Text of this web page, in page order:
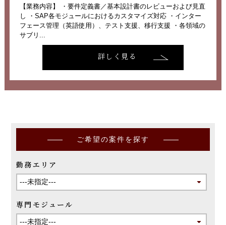
【業務内容】 ・要件定義書／基本設計書のレビューおよび見直
し ・SAP各モジュールにおけるカスタマイズ対応 ・インター
フェース管理（英語使用）、テスト支援、移行支援 ・各領域の
サブリ...
詳しく見る
ご希望の案件を探す
勤務エリア
専門モジュール